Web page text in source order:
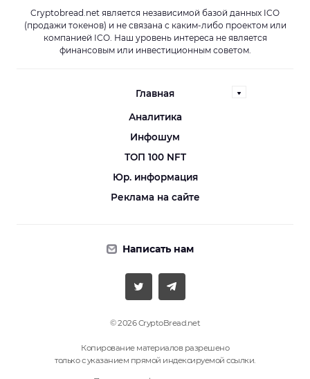
Cryptobread.net является независимой базой данных ICO
(продажи токенов) и не связана с каким-либо проектом или
компанией ICO. Наш уровень интереса не является
финансовым или инвестиционным советом.
Главная
Аналитика
Инфошум
ТОП 100 NFT
Юр. информация
Реклама на сайте
Написать нам
© 2026 CryptoBread.net
Копирование материалов разрешено
только с указанием прямой индексируемой ссылки.